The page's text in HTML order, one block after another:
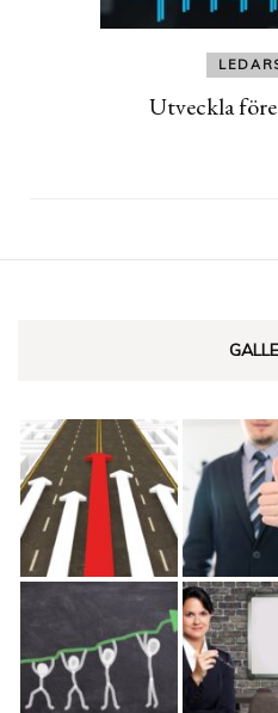
Utveckla